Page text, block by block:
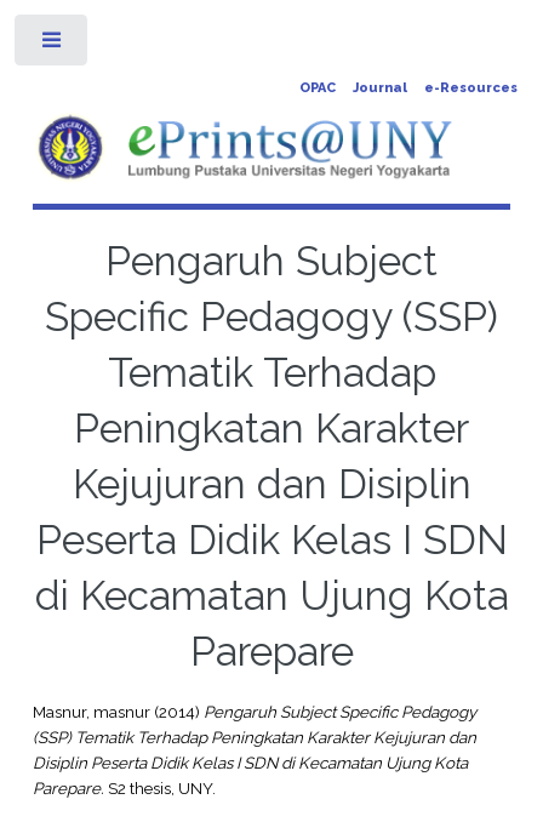
OPAC Journal e-Resources
Pengaruh Subject
Specific Pedagogy (SSP)
Tematik Terhadap
Peningkatan Karakter
Kejujuran dan Disiplin
Peserta Didik Kelas I SDN
di Kecamatan Ujung Kota
Parepare
Masnur, masnur(2014) Pengaruh Subject Specific Pedagogy
(SSP) Tematik Terhadap Peningkatan Karakter Kejujuran dan
Disiplin Peserta Didik Kelas I SDN di Kecamatan Ujung Kota
Parepare. S2 thesis, UNY.